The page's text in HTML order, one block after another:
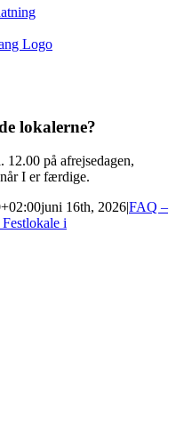
lokalerne?
12.00 på afrejsedagen,
I er færdige.
juni 16th, 2026|FAQ –
i